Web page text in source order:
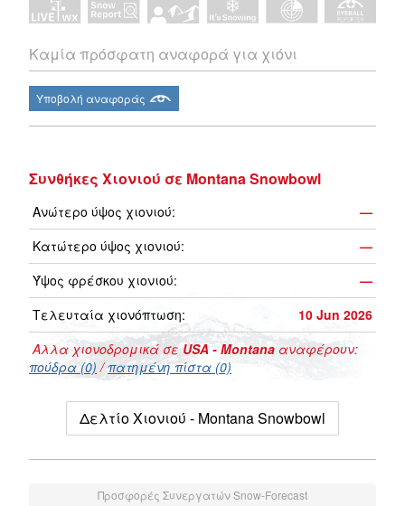
Καμία πρόσφατη αναφορά για χιόνι
Υποβολή αναφοράς
Συνθήκες Χιονιού σε Montana Snowbowl
Ανώτερο ύψος χιονιού:
—
Κατώτερο ύψος χιονιού:
—
Ύψος φρέσκου χιονιού:
—
Τελευταία χιονόπτωση:
10 Jun 2026
Αλλα χιονοδρομικά σεUSA - Montana αναφέρουν:
πούδρα (0) /πατημένη πίστα (0)
Δελτίο Χιονιού - Montana Snowbowl
Προσφορές Συνεργατών Snow-Forecast